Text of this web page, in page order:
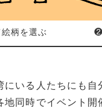
柄を選ぶ ❷
にいる人たちにも
地同時でイベント開